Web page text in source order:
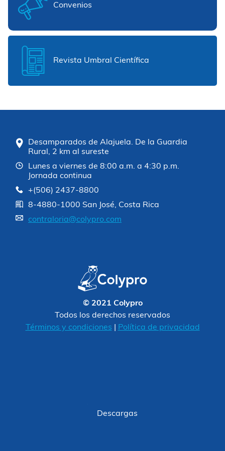
Convenios
Revista Umbral Científica
Desamparados de Alajuela. De la Guardia
Rural, 2 km al sureste
Lunes a viernes de 8:00 a.m. a 4:30 p.m.
Jornada continua
+(506) 2437-8800
8-4880-1000 San José, Costa Rica
contraloria@colypro.com
© 2021 Colypro
Todos los derechos reservados
Términos y condiciones
Política de privacidad
Descargas